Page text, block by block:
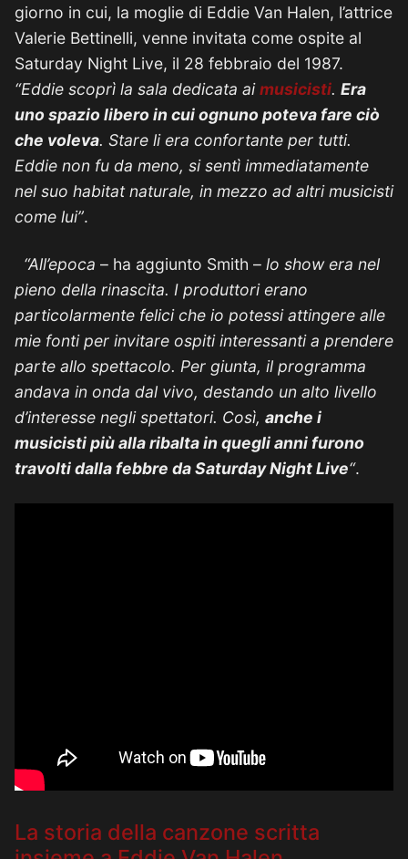
giorno in cui, la moglie di Eddie Van Halen, l’attrice
Valerie Bettinelli, venne invitata come ospite al
Saturday Night Live, il 28 febbraio del 1987.
“Eddie scoprì la sala dedicata aimusicisti. Era
uno spazio libero in cui ognuno poteva fare ciò
che voleva. Stare li era confortante per tutti.
Eddie non fu da meno, si sentì immediatamente
nel suo habitat naturale, in mezzo ad altri musicisti
come lui”.
“All’epoca – ha aggiunto Smith – lo show era nel
pieno della rinascita. I produttori erano
particolarmente felici che io potessi attingere alle
mie fonti per invitare ospiti interessanti a prendere
parte allo spettacolo. Per giunta, il programma
andava in onda dal vivo, destando un alto livello
d’interesse negli spettatori. Così, anche i
musicisti più alla ribalta in quegli anni furono
travolti dalla febbre da Saturday Night Live“.
La storia della canzone scritta